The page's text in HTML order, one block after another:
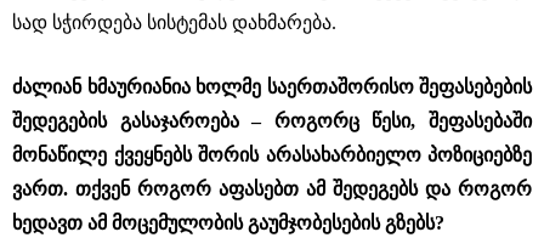
სად სჭირდება სისტემას დახმარება.
ძალიან ხმაურიანია ხოლმე საერთაშორისო შეფასებების
შედეგების გასაჯაროება – როგორც წესი, შეფასებაში
მონაწილე ქვეყნებს შორის არასახარბიელო პოზიციებზე
ვართ. თქვენ როგორ აფასებთ ამ შედეგებს და როგორ
ხედავთ ამ მოცემულობის გაუმჯობესების გზებს?